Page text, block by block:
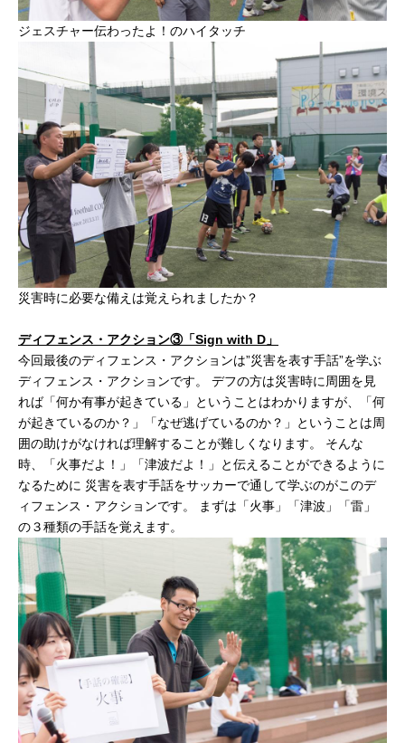
ジェスチャー伝わったよ！のハイタッチ
災害時に必要な備えは覚えられましたか？
ディフェンス・アクション③「Sign with D」
今回最後のディフェンス・アクションは”災害を表す手話”を学ぶ
ディフェンス・アクションです。 デフの方は災害時に周囲を見
れば「何か有事が起きている」ということはわかりますが、「何
が起きているのか？」「なぜ逃げているのか？」ということは周
囲の助けがなければ理解することが難しくなります。 そんな
時、「火事だよ！」「津波だよ！」と伝えることができるように
なるために 災害を表す手話をサッカーで通して学ぶのがこのデ
ィフェンス・アクションです。 まずは「火事」「津波」「雷」
の３種類の手話を覚えます。